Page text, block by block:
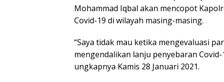
Mohammad Iqbal akan mencopot
Covid-19 di wilayah masing-masing.
“Saya tidak mau ketika mengevaluasi
mengendalikan lanju penyebaran
ungkapnya Kamis 28 Januari 2021.